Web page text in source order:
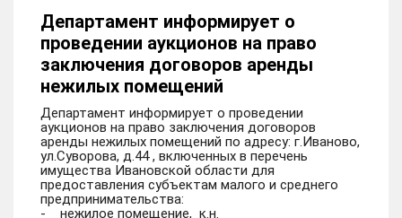
Департамент информирует о
проведении аукционов на право
заключения договоров аренды
нежилых помещений
Департамент информирует о проведении
аукционов на право заключения договоров
аренды нежилых помещений по адресу: г.Иваново,
ул.Суворова, д.44 , включенных в перечень
имущества Ивановской области для
предоставления субъектам малого и среднего
предпринимательства:
- нежилое помещение, к.н.